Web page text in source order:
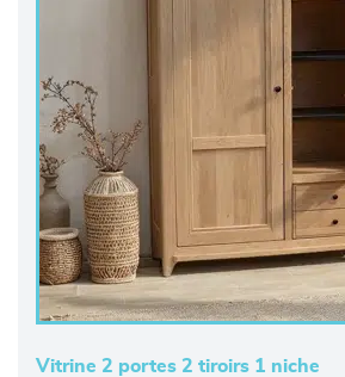
Vitrine 2 portes 2 tiroirs 1 niche